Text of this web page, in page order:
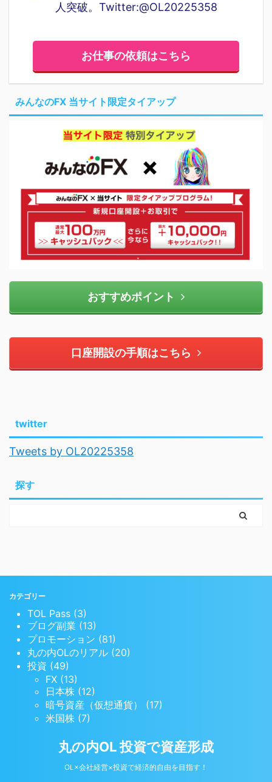
人突破。Twitter:@OL20225358
お仕事の依頼はこちら
みんなのFX 当サイト限定タイアップ
おすすめポイント
口座開設の手順はこちら
twitter
Tweets by OL20225358
探す
カテゴリー
TOL Pass (3)
ブログ副業 (13)
プロモーション (81)
丸の内OLのリアル (20)
投資 (49)
FX (13)
日本株 (12)
暗号資産（仮想通貨） (17)
米国株 (7)
丸の内OL 投資で資産形成
OL×会社経営×投資で経済的自由を目指す！